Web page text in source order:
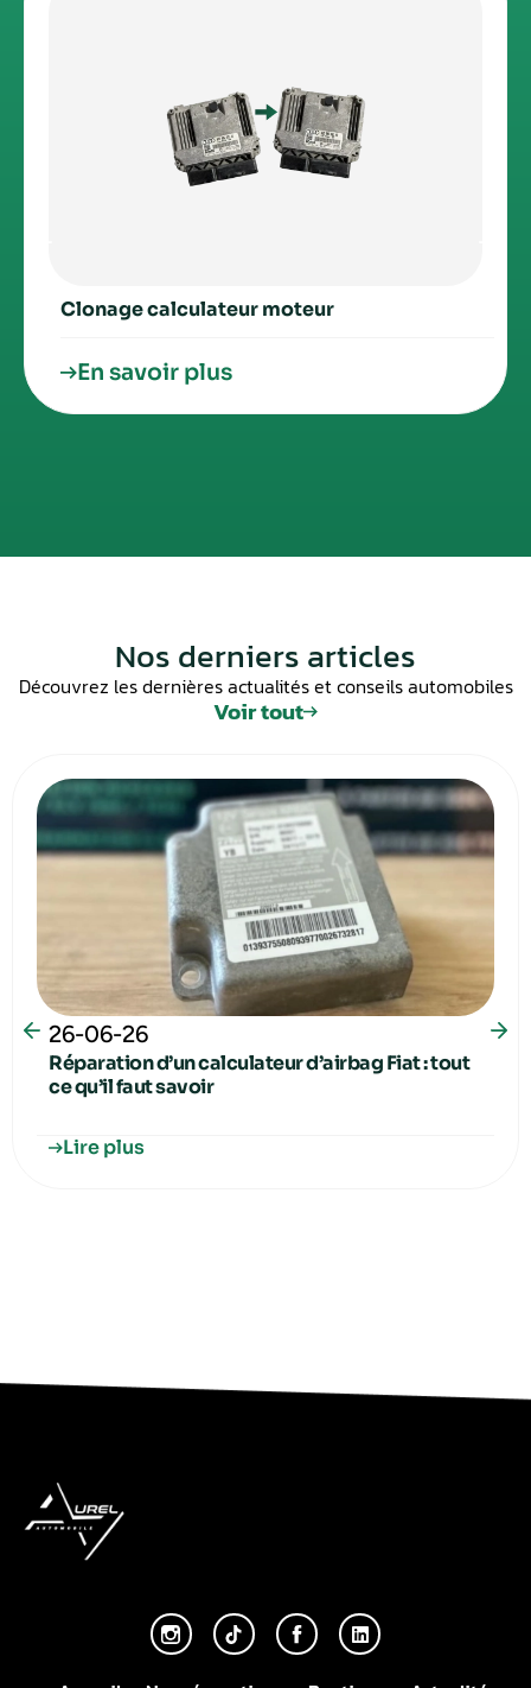
Clonage calculateur moteur
En savoir plus
Nos derniers articles
Découvrez les dernières actualités et conseils automobiles
Voir tout
26-06-26
Réparation d’un calculateur d’airbag Fiat : tout
ce qu’il faut savoir
Lire plus